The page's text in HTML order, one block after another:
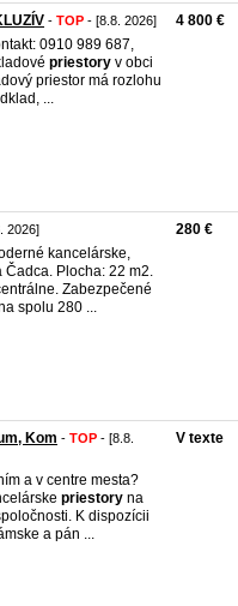
- TOP - [8.8. 2026]
0910 989 687,
priestory v obci
priestor má rozlohu
...
4 800 €
2026]
kancelárske,
Čadca. Plocha: 22 m2.
Zabezpečené
spolu 280 ...
280 €
Kom - TOP - [8.8.
a v centre mesta?
priestory na
K dispozícii
a pán ...
V texte